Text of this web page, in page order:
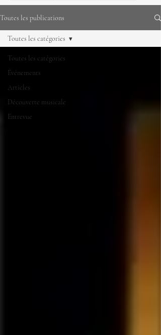
Toutes les publications
Toutes les catégories
Événements
Articles
Découverte musicale
Entrevue
Toutes les catégories